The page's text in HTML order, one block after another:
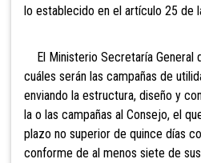
lo establecido en el artículo 25 de
El Ministerio Secretaría General
cuáles serán las campañas de
enviando la estructura, diseño y
la o las campañas al Consejo, el
plazo no superior de quince días
conforme de al menos siete de